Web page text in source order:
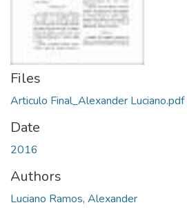
Files
Articulo Final_Alexander Luciano.pdf
Date
2016
Authors
Luciano Ramos, Alexander